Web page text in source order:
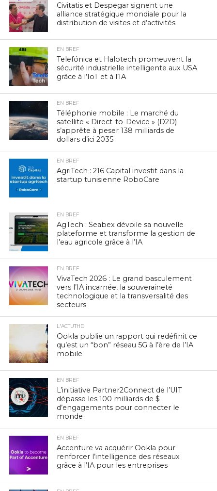
Civitatis et Despegar signent une
alliance stratégique mondiale pour la
distribution de visites et d’activités
EN BREF
Telefónica et Halotech promeuvent la
sécurité industrielle intelligente aux USA
grâce à l’IoT et à l’IA
EN BREF
Téléphonie mobile : Le marché du
satellite « Direct-to-Device » (D2D)
s’apprête à peser 138 milliards de
dollars d’ici 2035
EN BREF
AgriTech : 216 Capital investit dans la
startup tunisienne RoboCare
EN BREF
AgTech : Seabex dévoile sa nouvelle
plateforme et transforme la gestion de
l’eau agricole grâce à l’IA
EN BREF
VivaTech 2026 : Le grand basculement
vers l’IA incarnée, la souveraineté
technologique et la transversalité des
secteurs
L'ACTUTHD
Ookla publie un rapport qui redéfinit ce
qu’est un “bon” réseau 5G à l’ère de l’IA
mobile
EN BREF
L’initiative Partner2Connect de l’UIT
dépasse les 100 milliards de $
d’engagements pour connecter le
monde
EN BREF
Accenture va acquérir Ookla pour
renforcer l’intelligence des réseaux
grâce à l’IA pour les entreprises